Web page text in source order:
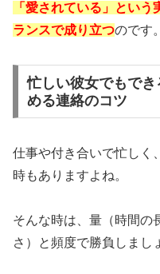
「愛されている」とい
ランスで成り立つのです。
忙しい彼女でもで
める連絡のコツ
仕事や付き合いで忙しく
時もありますよね。
そんな時は、量（時間の
さ）と頻度で勝負しまし